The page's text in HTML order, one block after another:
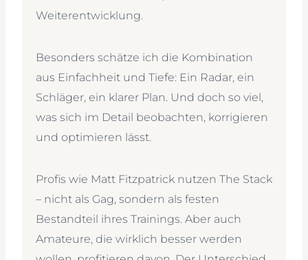
Weiterentwicklung.
Besonders schätze ich die Kombination
aus Einfachheit und Tiefe: Ein Radar, ein
Schläger, ein klarer Plan. Und doch so viel,
was sich im Detail beobachten, korrigieren
und optimieren lässt.
Profis wie Matt Fitzpatrick nutzen The Stack
– nicht als Gag, sondern als festen
Bestandteil ihres Trainings. Aber auch
Amateure, die wirklich besser werden